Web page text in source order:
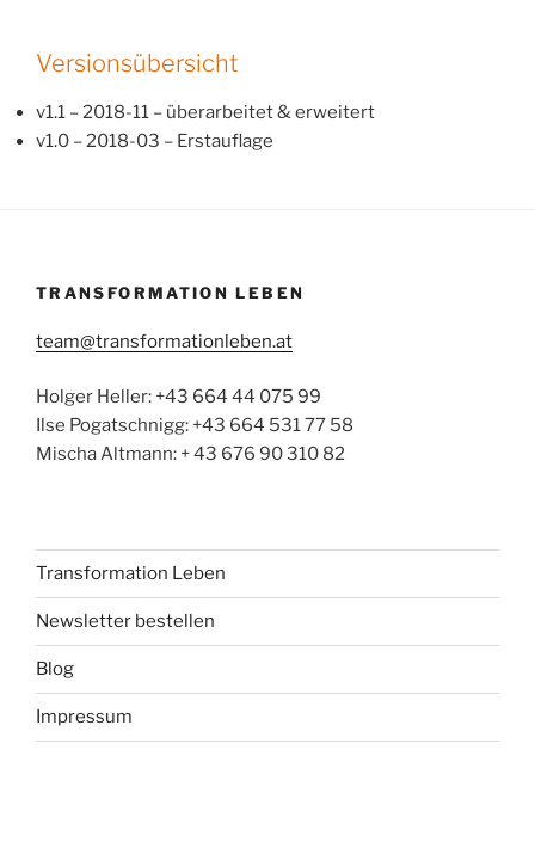
Versionsübersicht
v1.1 – 2018-11 – überarbeitet & erweitert
v1.0 – 2018-03 – Erstauflage
TRANSFORMATION LEBEN
team@transformationleben.at
Holger Heller: +43 664 44 075 99
Ilse Pogatschnigg: +43 664 531 77 58
Mischa Altmann: + 43 676 90 310 82
Transformation Leben
Newsletter bestellen
Blog
Impressum